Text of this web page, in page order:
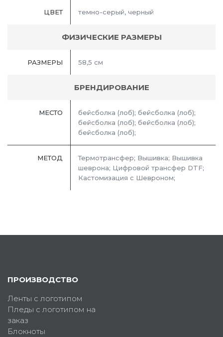
ЦВЕТ темно-серый, черный
ФИЗИЧЕСКИЕ РАЗМЕРЫ
РАЗМЕРЫ 58,5 см
БРЕНДИРОВАНИЕ
МЕСТО
бейсболка (лоб); бейсболка (лоб);
бейсболка (лоб); бейсболка (лоб);
бейсболка (лоб);
МЕТОД
Термотрансфер; Вышивка; Вышивка
шеврона; Цифровой трансфер DTF;
Кастомизация с Шевроном;
ПРОИЗВОДСТВО
Ленты с логотипом
Пледы с логотипом на
заказ
Блокноты